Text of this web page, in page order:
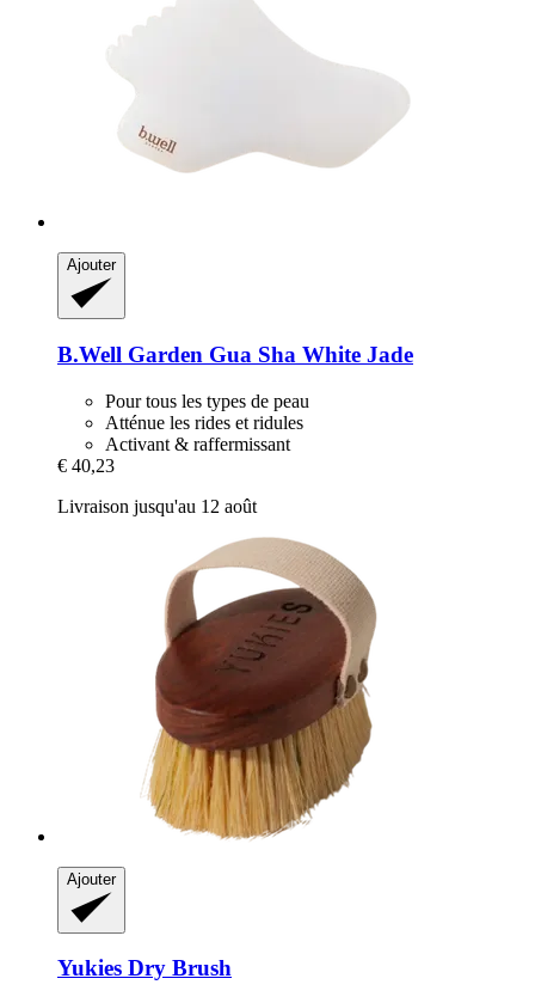
Ajouter
B.Well Garden Gua Sha White Jade
Pour tous les types de peau
Atténue les rides et ridules
Activant & raffermissant
€ 40,23
Livraison jusqu'au 12 août
Ajouter
Yukies Dry Brush